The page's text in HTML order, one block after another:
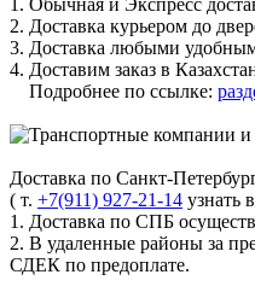
1. Обычная и Экспресс
2. Доставка курьером до
3. Доставка любыми
4. Доставим заказ в
Подробнее по ссылке:
Доставка по Санкт-
( т. +7(911) 927-21-14 узнать
1. Доставка по СПБ
2. В удаленные районы за
СДЕК по предоплате.